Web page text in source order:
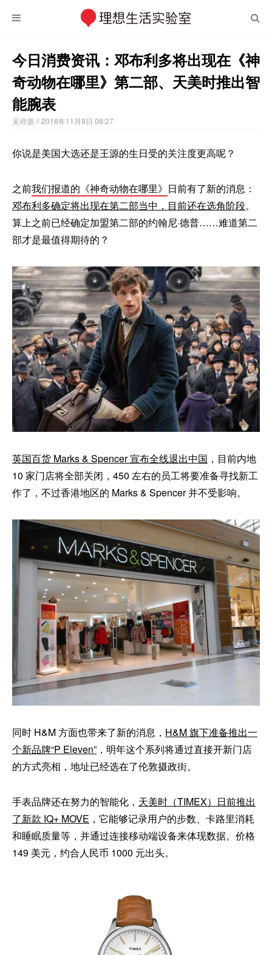
今日消费资讯：邓布利多将出现在《神
奇动物在哪里》第二部、天美时推出智
能腕表
吴诗源 // 2016年11月9日 08:27
你说是美国大选还是王源的生日受的关注度更高呢？
之前我们报道的《神奇动物在哪里》 日前有了新的消息：
邓布利多确定将出现在第二部当中，目前还在选角阶段。
算上之前已经确定加盟第二部的约翰尼·德普……难道第二
部才是最值得期待的？
英国百货 Marks & Spencer 宣布全线退出中国 ，目前内地
10 家门店将全部关闭，450 左右的员工将要准备寻找新工
作了，不过香港地区的 Marks & Spencer 并不受影响。
同时 H&M 方面也带来了新的消息， H&M 旗下准备推出一
个新品牌“P Eleven” ，明年这个系列将通过直接开新门店
的方式亮相，地址已经选在了伦敦摄政街。
手表品牌还在努力的智能化， 天美时（TIMEX）日前推出
了新款 IQ+ MOVE ，它能够记录用户的步数、卡路里消耗
和睡眠质量等，并通过连接移动端设备来体现数据。价格
149 美元，约合人民币 1000 元出头。